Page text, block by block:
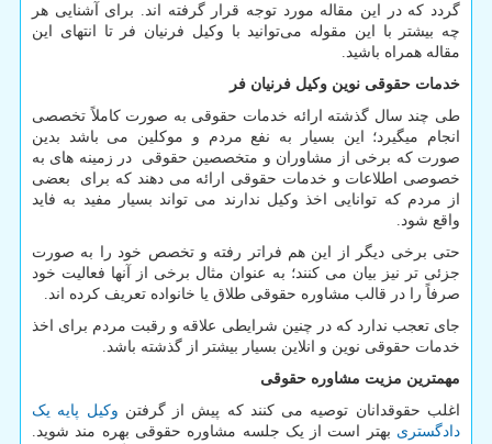
گردد که در این مقاله مورد توجه قرار گرفته اند. برای آشنایی هر
چه بیشتر با این مقوله می‌توانید با وکیل فرنیان فر تا انتهای این
مقاله همراه باشید.
خدمات حقوقی نوین وکیل فرنیان فر
طی چند سال گذشته ارائه خدمات حقوقی به صورت کاملاً تخصصی
انجام میگیرد؛ این بسیار به نفع مردم و موکلین می باشد بدین
صورت که برخی از مشاوران و متخصصین حقوقی در زمینه های به
خصوصی اطلاعات و خدمات حقوقی ارائه می دهند که برای بعضی
از مردم که توانایی اخذ وکیل ندارند می تواند بسیار مفید به فاید
واقع شود.
حتی برخی دیگر از این هم فراتر رفته و تخصص خود را به صورت
جزئی تر نیز بیان می کنند؛ به عنوان مثال برخی از آنها فعالیت خود
صرفاً را در قالب مشاوره حقوقی طلاق یا خانواده تعریف کرده اند.
جای تعجب ندارد که در چنین شرایطی علاقه و رقبت مردم برای اخذ
خدمات حقوقی نوین و انلاین بسیار بیشتر از گذشته باشد.
مهمترین مزیت مشاوره حقوقی
اغلب حقوقدانان توصیه می کنند که پیش از گرفتن وکیل پایه یک
دادگستری بهتر است از یک جلسه مشاوره حقوقی بهره مند شوید.